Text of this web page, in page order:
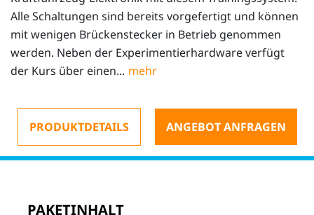
Alle Schaltungen sind bereits vorgefertigt und können
mit wenigen Brückenstecker in Betrieb genommen
werden. Neben der Experimentierhardware verfügt
der Kurs über einen...
PRODUKTDETAILS ANGEBOT ANFRAGEN
PAKETINHALT